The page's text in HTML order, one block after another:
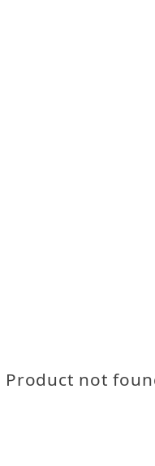
Product not